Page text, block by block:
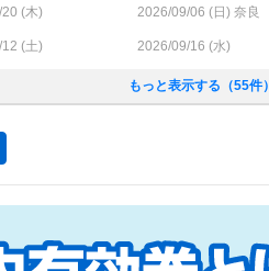
(木) 2026/09/06 ( 日 ) 奈良
(土) 2026/09/16 (水)
もっと表示する（55件）